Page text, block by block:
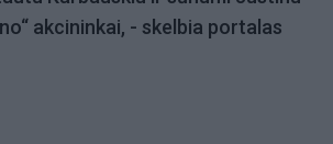
akcininkai, - skelbia portalas